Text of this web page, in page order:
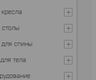
спины
тела